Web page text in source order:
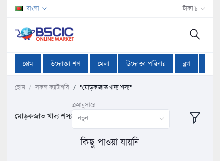
বাংলা টাকা ৳
হোম উদ্যোক্তা শপ মেলা উদ্যোক্তা পরিবার ব্লগ
হোম সকল ক্যাটাগরি "মোড়কজাত খাদ্য শস্য"
মোড়কজাত খাদ্য শস্য
ক্রমানুসারে
নতুন
কিছু পাওয়া যায়নি